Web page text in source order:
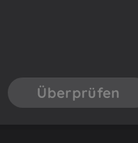
Überprüfen